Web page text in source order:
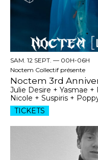
SAM. 12 SEPT. — 00H-06H
Noctem Collectif présente
Noctem 3rd
Julie Desire + Yasmae
Nicole + Suspiris +
TICKETS